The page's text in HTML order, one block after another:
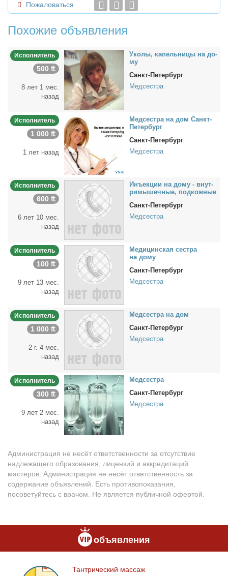
Пожаловаться
Похожие объявления
Исполнитель
500 ₶
8 лет 1 мес.
назад
Уко­лы, ка­пель­ни­цы на до­
му
Санкт-Петербург
Медсестра
Исполнитель
1 000 ₶
1 лет назад
Мед­сест­ра на дом Санкт-
Пе­тер­бург
Санкт-Петербург
Медсестра
Исполнитель
600 ₶
6 лет 10 мес.
назад
Инъ­ек­ции на до­му - внут­
ри­мы­шеч­ные, под­кож­ные
Санкт-Петербург
Медсестра
Исполнитель
100 ₶
9 лет 13 мес.
назад
Ме­ди­цин­ская сест­ра
на до­му
Санкт-Петербург
Медсестра
Исполнитель
1 000 ₶
2 г. 4 мес.
назад
Мед­сест­ра на дом
Санкт-Петербург
Медсестра
Исполнитель
300 ₶
9 лет 2 мес.
назад
Мед­сест­ра
Санкт-Петербург
Медсестра
Администрация не несёт ответственности за отсутствие
надлежащего образования, лицензий и аккредитаций
мастеров. Администрация не несёт ответственность за
содержание объявлений. Есть противопоказания,
посоветуйтесь с врачом. Не является публичной офертой.
объявления
Тантрический
Тан­три­че­ский мас­саж